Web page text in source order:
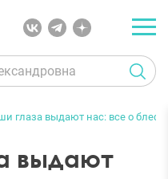
глаза выдают нас: все о
выдают